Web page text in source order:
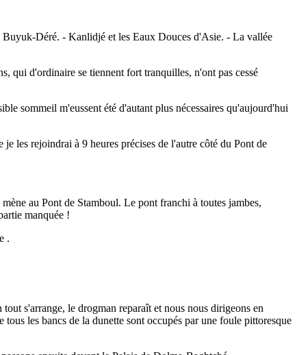
Déré. - Kanlidjé et les Eaux Douces d'Asie. - La vallée
qui d'ordinaire se tiennent fort tranquilles, n'ont pas cessé
sommeil m'eussent été d'autant plus nécessaires qu'aujourd'hui
les rejoindrai à 9 heures précises de l'autre côté du Pont de
au Pont de Stamboul. Le pont franchi à toutes jambes,
manquée !
.
s'arrange, le drogman reparaît et nous nous dirigeons en
les bancs de la dunette sont occupés par une foule pittoresque